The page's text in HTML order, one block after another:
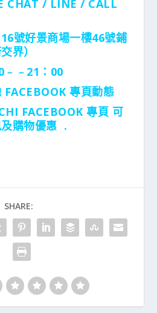
CHAT / LINE / CALL
號好景商場一樓46號鋪
界）
：00
專頁動態
FACEBOOK 專頁 可
購物優惠 .
SHARE: